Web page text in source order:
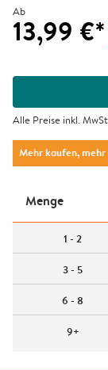
Ab
13,99 €*
Alle Preise inkl.
Mehr kaufen, mehr
Menge
1 - 2
3 - 5
6 - 8
9+